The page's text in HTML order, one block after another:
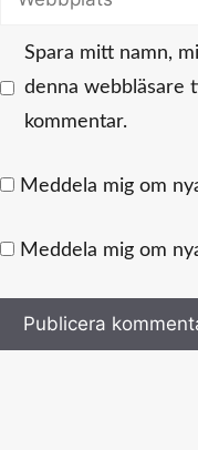
Spara mitt namn,
denna webbläsare
kommentar.
Meddela mig om
Meddela mig om